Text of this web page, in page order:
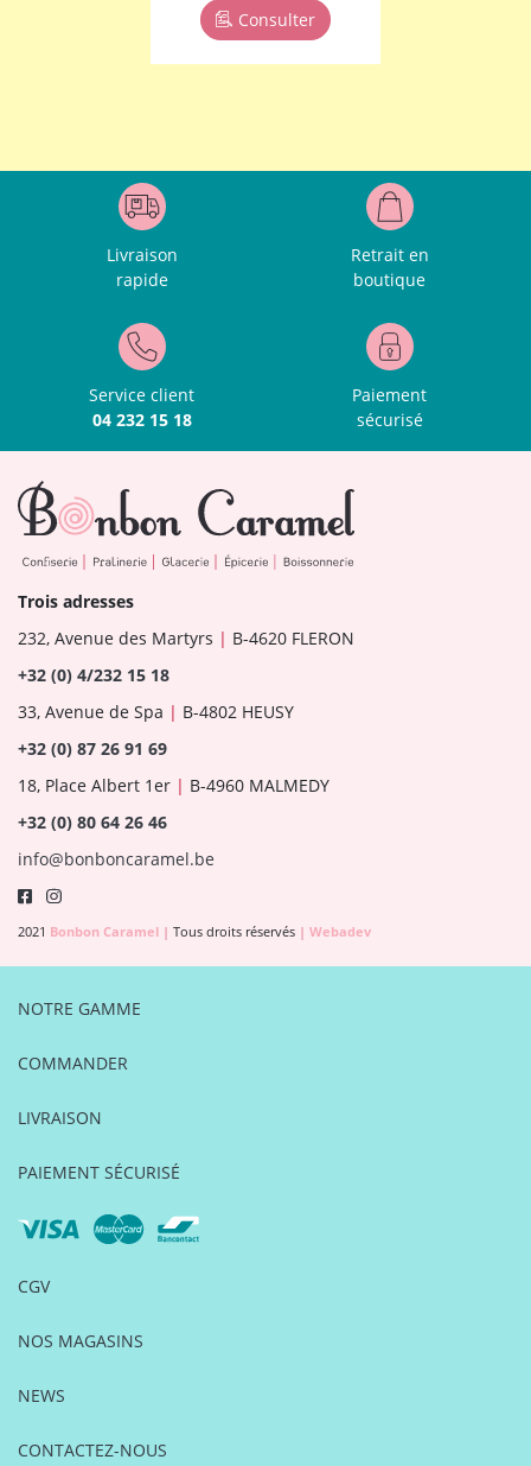
Consulter
Livraison
rapide
Retrait en
boutique
Service client
04 232 15 18
Paiement
sécurisé
Trois adresses
232, Avenue des Martyrs | B-4620 FLERON
+32 (0) 4/232 15 18
33, Avenue de Spa | B-4802 HEUSY
+32 (0) 87 26 91 69
18, Place Albert 1er | B-4960 MALMEDY
+32 (0) 80 64 26 46
info@bonboncaramel.be
2021 Bonbon Caramel | Tous droits réservés | Webadev
NOTRE GAMME
COMMANDER
LIVRAISON
PAIEMENT SÉCURISÉ
CGV
NOS MAGASINS
NEWS
CONTACTEZ-NOUS